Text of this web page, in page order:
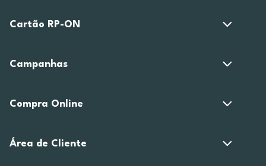
Cartão RP-ON
Campanhas
Compra Online
Área de Cliente